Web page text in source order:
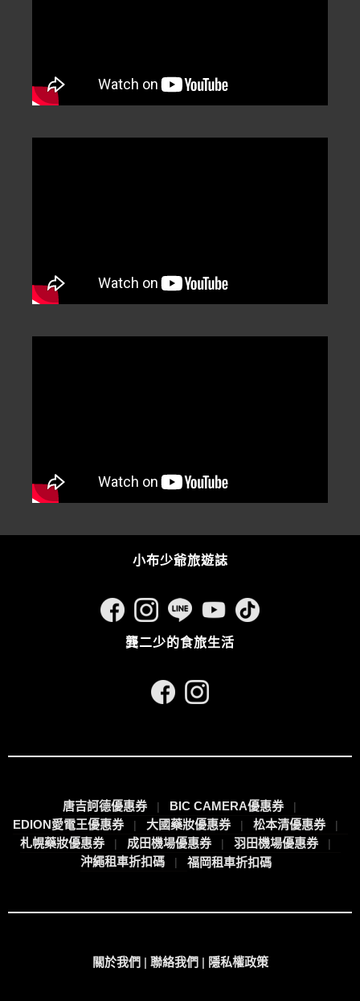
小布少爺旅遊誌
龔二少的食旅生活
唐吉訶德優惠券
BIC CAMERA優惠券
EDION愛電王優惠券
大國藥妝優惠券
松本清優惠券
札幌藥妝優惠券
成田機場優惠券
羽田機場優惠券
沖繩租車折扣碼
福岡租車折扣碼
關於我們 | 聯絡我們 | 隱私權政策